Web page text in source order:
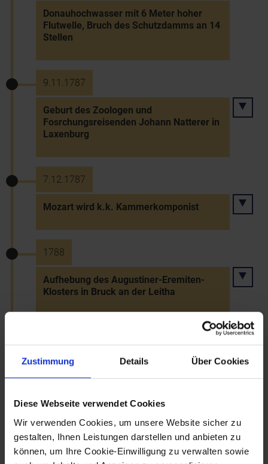
Zustimmung Details Über Cookies
Diese Webseite verwendet Cookies
Wir verwenden Cookies, um unsere Website sicher zu
gestalten, Ihnen Leistungen darstellen und anbieten zu
können, um Ihre Cookie-Einwilligung zu verwalten sowie
Donauhochwasser mit 6 Meter hoher
Flutwelle, Bruch des Schutzdamms an 14
Stellen
9.11.1787
Geburt des Zoologen und
Fosrchungsreisenden Johann Natterer in
Laxenburg
7.12.1787
Mozart wird k.k. Kammerkomponist
1788
Aufhebung des Augustiner-Eremiten-
Klosters in Bruck an der Leitha
Aufhebung des Augustiner-
Chorherrenstifts Dürnstein durch Kaiser
31.3.1788
Allgemeine Bauordnung Kaiser Josephs